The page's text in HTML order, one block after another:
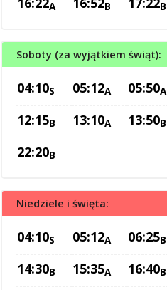
A B B
Soboty (za wyjątkiem świąt):
04:10S 05:12A 05:50A
12:15B 13:10A 13:50B
22:20B
Niedziele i święta:
04:10S 05:12A 06:25B
14:30B 15:35A 16:40B